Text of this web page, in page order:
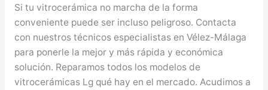
Si tu vitrocerámica no marcha de la forma
conveniente puede ser incluso peligroso. Contacta
con nuestros técnicos especialistas en Vélez-Málaga
para ponerle la mejor y más rápida y económica
solución. Reparamos todos los modelos de
vitrocerámicas Lg qué hay en el mercado. Acudimos a